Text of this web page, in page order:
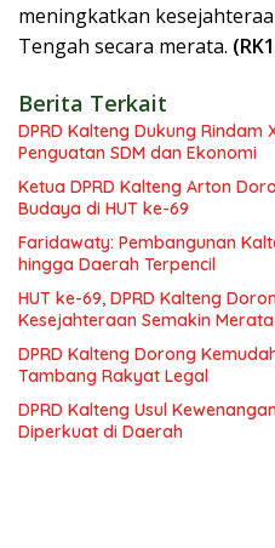
meningkatkan
Tengah secara merata.
Berita Terkait
DPRD Kalteng Dukung Rindam
Penguatan SDM dan Ekonomi
Ketua DPRD Kalteng Arton
Budaya di HUT ke-69
Faridawaty: Pembangunan
hingga Daerah Terpencil
HUT ke-69, DPRD Kalteng
Kesejahteraan Semakin Merata
DPRD Kalteng Dorong
Tambang Rakyat Legal
DPRD Kalteng Usul
Diperkuat di Daerah